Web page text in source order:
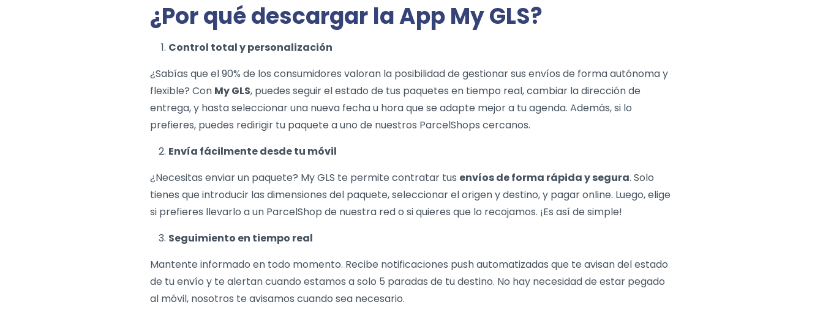
¿Por qué descargar la App My GLS?
Control total y personalización
¿Sabías que el 90% de los consumidores valoran la posibilidad de gestionar sus envíos de forma autónoma y
flexible? Con My GLS, puedes seguir el estado de tus paquetes en tiempo real, cambiar la dirección de
entrega, y hasta seleccionar una nueva fecha u hora que se adapte mejor a tu agenda. Además, si lo
prefieres, puedes redirigir tu paquete a uno de nuestros ParcelShops cercanos.
Envía fácilmente desde tu móvil
¿Necesitas enviar un paquete? My GLS te permite contratar tus envíos de forma rápida y segura. Solo
tienes que introducir las dimensiones del paquete, seleccionar el origen y destino, y pagar online. Luego, elige
si prefieres llevarlo a un ParcelShop de nuestra red o si quieres que lo recojamos. ¡Es así de simple!
Seguimiento en tiempo real
Mantente informado en todo momento. Recibe notificaciones push automatizadas que te avisan del estado
de tu envío y te alertan cuando estamos a solo 5 paradas de tu destino. No hay necesidad de estar pegado
al móvil, nosotros te avisamos cuando sea necesario.